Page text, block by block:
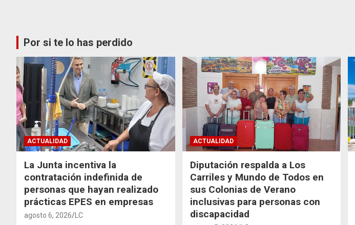
Por si te lo has perdido
ACTUALIDAD
La Junta incentiva la
contratación indefinida de
personas que hayan realizado
prácticas EPES en empresas
agosto 6, 2026 LC
ACTUALIDAD
Diputación respalda a Los
Carriles y Mundo de Todos en
sus Colonias de Verano
inclusivas para personas con
discapacidad